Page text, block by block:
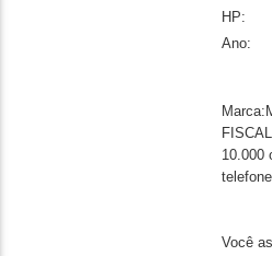
HP:
Ano:
10.000
Você